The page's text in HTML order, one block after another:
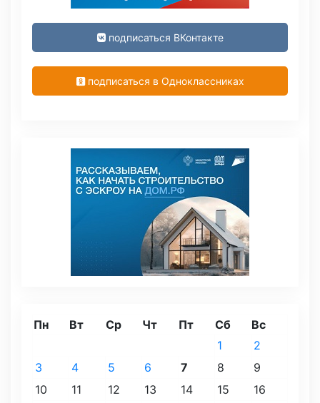
подписаться ВКонтакте
подписаться в Одноклассниках
Пн Вт Ср Чт Пт Сб Вс
1
2
3
4 5 6 7 8
9
10
11 12 13 14 15
16